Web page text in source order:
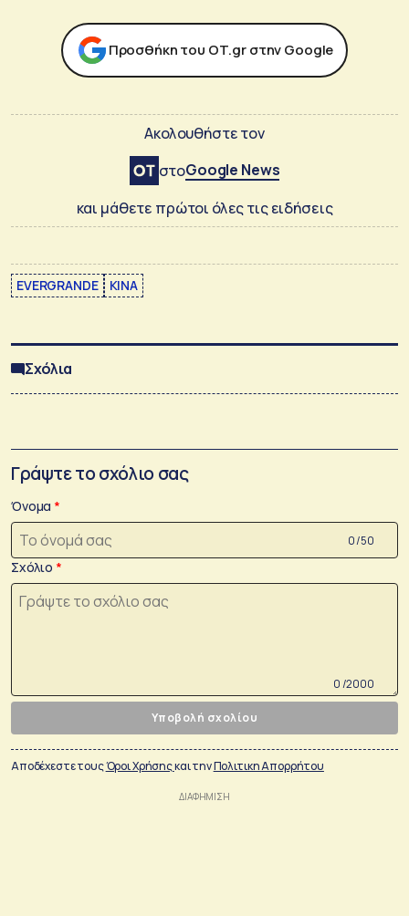
Προσθήκη του ΟΤ.gr στην Google
Ακολουθήστε τον
στοGoogle News
και μάθετε πρώτοι όλες τις ειδήσεις
EVERGRANDE ΚΙΝΑ
Σχόλια
Γράψτε το σχόλιο σας
Όνομα
0 /50
Σχόλιο
0 /2000
Υποβολή σχολίου
Αποδέχεστε τουςΌροι Χρήσηςκαι τηνΠολιτικη Απορρήτου